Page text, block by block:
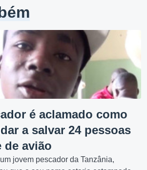
é aclamado como
a salvar 24 pessoas
de avião
jovem pescador da Tanzânia,